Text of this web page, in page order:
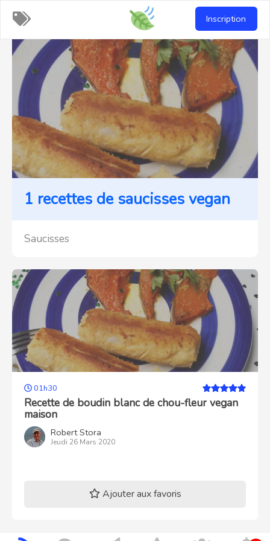
Recettes-
vegan
Inscription
1 recettes de saucisses vegan
Saucisses
01h30
Recette de boudin blanc de chou-fleur vegan
maison
Robert Stora
Jeudi 26 Mars 2020
Ajouter aux favoris